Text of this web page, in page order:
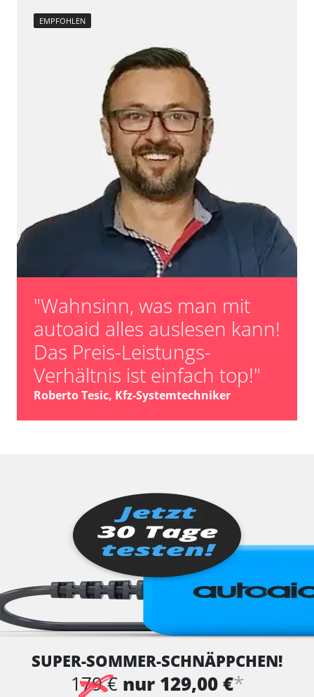
Reset nach Kupplungswechsel
Scheinwerfereinstellung
Servicerückstellung
Steuergerät Initialisierung
Turbolader Adaptionswerte zurücksetzen
unbekannte Funktion
Zurücksetzen der AGR Adaptionswerte
Verfügbarkeit abhängig von Modell, Motorisierung, Ausstattung
EMPFOHLEN
"Wahnsinn, was man mit
autoaid alles auslesen kann!
Das Preis-Leistungs-
Verhältnis ist einfach top!"
Roberto Tesic, Kfz-Systemtechniker
SUPER-SOMMER-SCHNÄPPCHEN!
179 € nur 129,00 €*